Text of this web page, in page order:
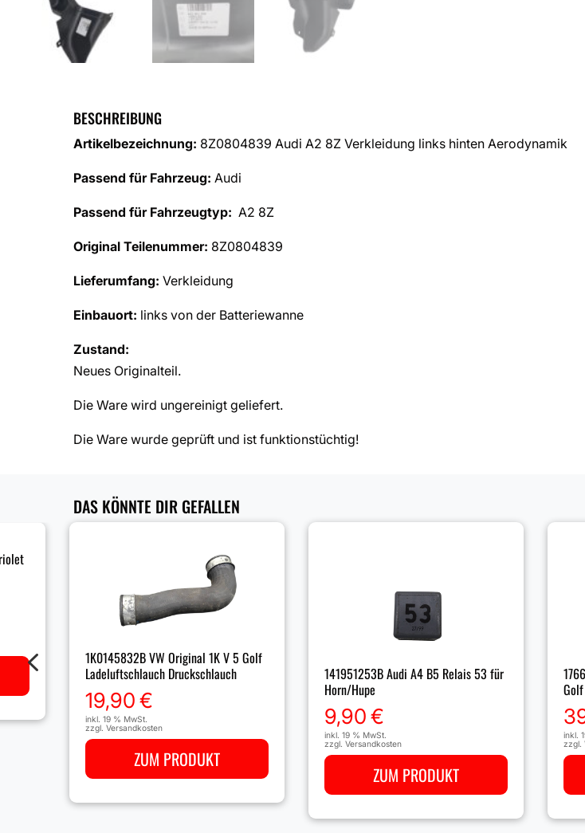
BESCHREIBUNG
Artikelbezeichnung: 8Z0804839 Audi A2 8Z Verkleidung links hinten Aerodynamik
Passend für Fahrzeug: Audi
Passend für Fahrzeugtyp: A2 8Z
Original Teilenummer: 8Z0804839
Lieferumfang: Verkleidung
Einbauort: links von der Batteriewanne
Zustand:
Neues Originalteil.
Die Ware wird ungereinigt geliefert.
Die Ware wurde geprüft und ist funktionstüchtig!
DAS KÖNNTE DIR GEFALLEN
1K0145832B VW Original 1K V 5 Golf
Ladeluftschlauch Druckschlauch
19,90€
inkl. 19 % MwSt.
zzgl. Versandkosten
ZUM PRODUKT
141951253B Audi A4 B5 Relais 53 für
Horn/Hupe
9,90€
inkl. 19 % MwSt.
zzgl. Versandkosten
ZUM PRODUKT
inkl.
zzgl.
4